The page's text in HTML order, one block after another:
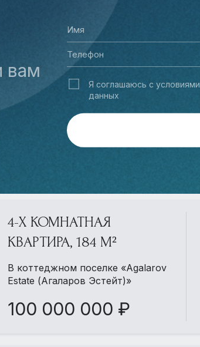
вам
Я соглашаюсь с условиями
данных
4-Х КОМНАТНАЯ
КВАРТИРА, 184 М²
В коттеджном поселке «Agalarov
Estate (Агаларов Эстейт)»
100 000 000 ₽